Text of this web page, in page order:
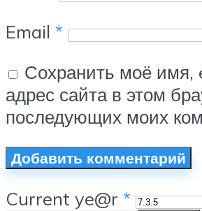
Email *
Сохранить моё имя,
адрес сайта в этом
последующих моих
Current ye@r *